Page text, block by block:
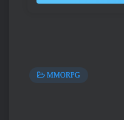
MMORPG